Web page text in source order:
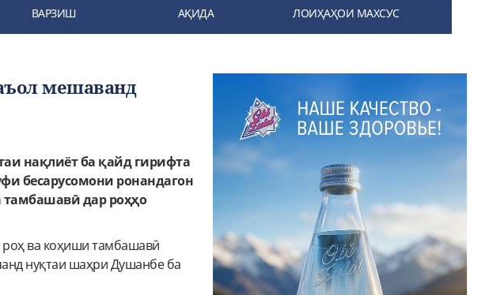
ВАРЗИШ АҚИДА ЛОИҲАҲОИ МАХСУС
мешаванд
нақлиёт ба қайд гирифта
бесарусомони ронандагон
тамбашавӣ дар роҳҳо
роҳ ва коҳиши тамбашавӣ
нуқтаи шаҳри Душанбе ба